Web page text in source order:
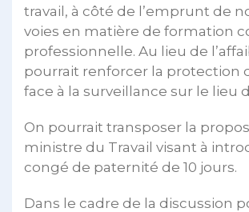
travail, à côté de l’emprunt de
voies en matière de formation
professionnelle. Au lieu de
pourrait renforcer la protection
face à la surveillance sur le lieu
On pourrait transposer la
ministre du Travail visant à
congé de paternité de 10 jours.
Dans le cadre de la discussion